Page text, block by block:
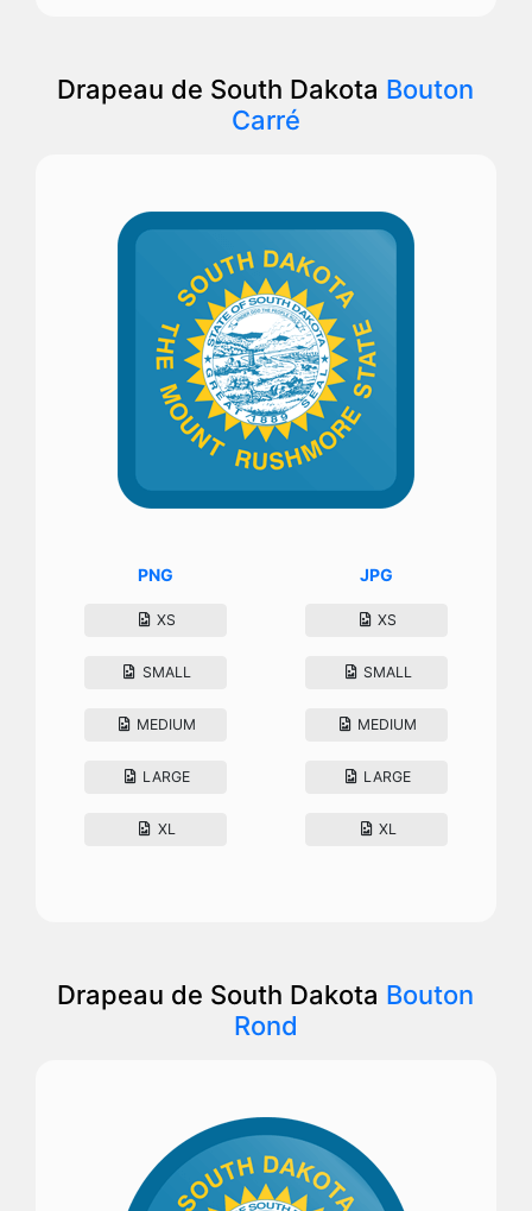
Drapeau de South Dakota Bouton
Carré
PNG
XS
SMALL
MEDIUM
LARGE
XL
JPG
XS
SMALL
MEDIUM
LARGE
XL
Drapeau de South Dakota Bouton
Rond